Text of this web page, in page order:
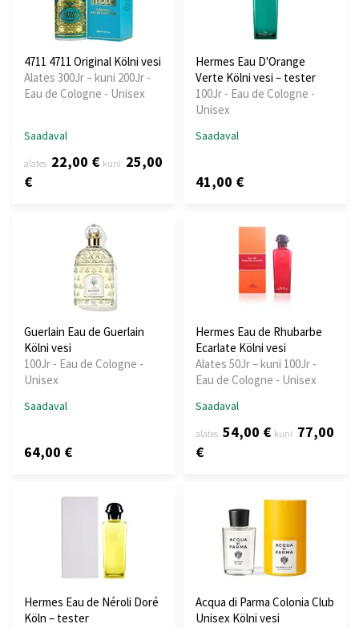
4711 4711 Original Kölni vesi
Alates 300Jr – kuni 200Jr -
Eau de Cologne - Unisex
Saadaval
alates 22,00 € kuni 25,00
€
Hermes Eau D'Orange
Verte Kölni vesi – tester
100Jr - Eau de Cologne -
Unisex
Saadaval
41,00 €
Guerlain Eau de Guerlain
Kölni vesi
100Jr - Eau de Cologne -
Unisex
Saadaval
64,00 €
Hermes Eau de Rhubarbe
Ecarlate Kölni vesi
Alates 50Jr – kuni 100Jr -
Eau de Cologne - Unisex
Saadaval
alates 54,00 € kuni 77,00
€
Hermes Eau de Néroli Doré
Köln – tester
Acqua di Parma Colonia Club
Unisex Kölni vesi